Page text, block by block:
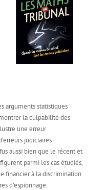
arguments statistiques
la culpabilité des
une erreur
judiciaires
aussi bien que le récent et
parmi les cas étudiés,
financier à la discrimination
d’espionnage.